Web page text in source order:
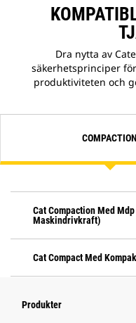
Dra nytta av
säkerhetsprinciper
produktiviteten och
COMPACTION
Cat Compaction Med
Maskindrivkraft)
Cat Compact Med
Produkter